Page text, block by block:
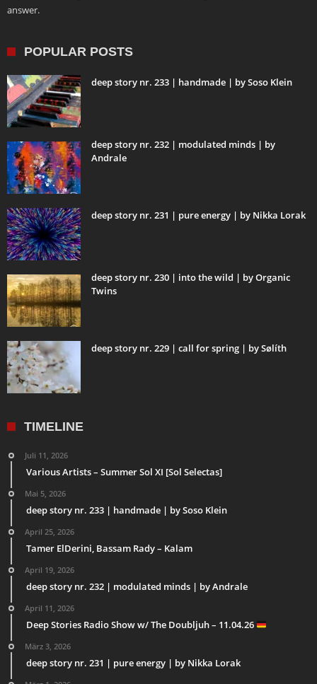
answer.
POPULAR POSTS
deep story nr. 233 | handmade | by Soso Klein
deep story nr. 232 | modulated minds | by
Andrale
deep story nr. 231 | pure energy | by Nikka Lorak
deep story nr. 230 | into the wild | by Organic
Twins
deep story nr. 229 | call for spring | by Sølíth
TIMELINE
Juli 11, 2026
Various Artists – Summer Sol XI [Sol Selectas]
Mai 5, 2026
deep story nr. 233 | handmade | by Soso Klein
April 25, 2026
Tamer ElDerini, Bassam Rady – Kalam
April 19, 2026
deep story nr. 232 | modulated minds | by Andrale
April 11, 2026
Deep Stories Radio Show w/ The Doubljuh – 11.04.26
März 3, 2026
deep story nr. 231 | pure energy | by Nikka Lorak